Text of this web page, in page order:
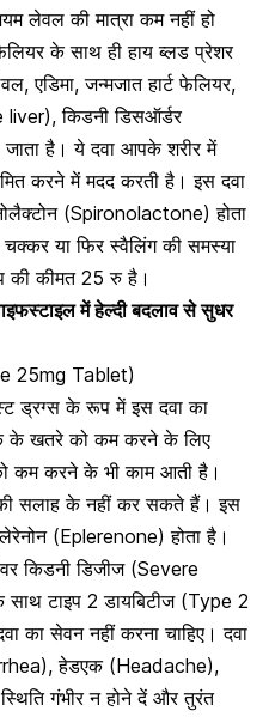
लेवल की मात्रा कम नहीं हो
फेलियर के साथ हीहाय ब्लड प्रेशर
एडिमा, जन्मजात हार्ट फेलियर,
liver), किडनी डिसऑर्डर
है। ये दवा आपके शरीर में
करने में मदद करती है। इस दवा
(Spironolactone) होता
या फिर स्वैलिंग की समस्या
की कीमत 25 रु है।
में हेल्दी बदलाव से सुधर
25mg Tablet)
ड्रग्स के रूप में इस दवा का
के खतरे को कम करने के लिए
कम करने के भी काम आती है।
सलाह के नहीं कर सकते हैं। इस
(Eplerenone) होता है।
किडनी डिजीज (Severe
साथटाइप 2 डायबिटीज (Type 2
का सेवन नहीं करना चाहिए। दवा
, हेडएक (Headache),
गंभीर न होने दें और तुरंत